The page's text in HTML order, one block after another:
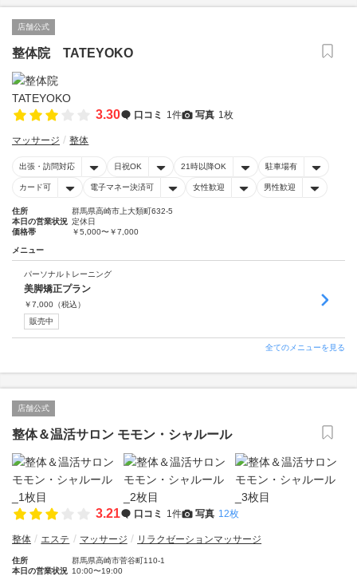
店舗公式
整体院 TATEYOKO
3.30 口コミ 1件 写真 1枚
マッサージ 整体
出張・訪問対応 日祝OK 21時以降OK 駐車場有
カード可 電子マネー決済可 女性歓迎 男性歓迎
住所
群馬県高崎市上大類町632-5
本日の営業状況 定休日
価格帯
￥5,000〜￥7,000
メニュー
パーソナルトレーニング
美脚矯正プラン
￥7,000 （税込）
販売中
全てのメニューを見る
店舗公式
整体＆温活サロン モモン・シャルール
3.21 口コミ 1件 写真 12枚
整体 エステ マッサージ リラクゼーションマッサージ
住所
群馬県高崎市菅谷町110-1
本日の営業状況 10:00〜19:00